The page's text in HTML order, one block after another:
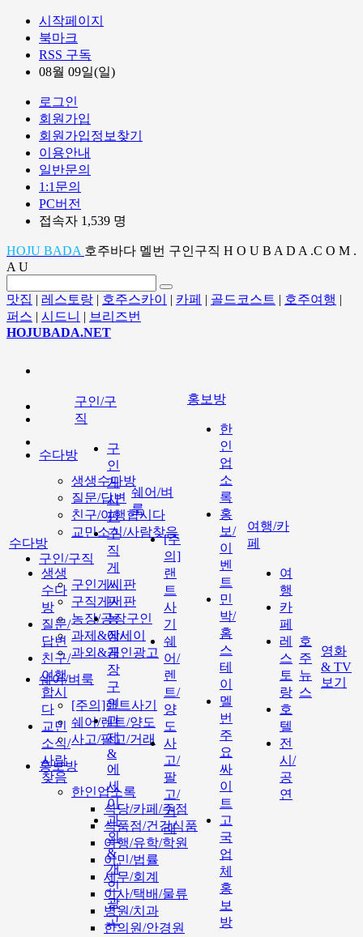
시작페이지
북마크
RSS 구독
08월 09일(일)
로그인
회원가입
회원가입정보찾기
이용안내
일반문의
1:1문의
PC버전
접속자 1,539 명
HOJU BADA 호주바다 멜번 구인구직 H O U B A D A .C O M .
A U
맛집 | 레스토랑 | 호주스카이 | 카페 | 골드코스트 | 호주여행 |
퍼스 | 시드니 | 브리즈번
HOJUBADA.NET
수다방
생생수다방
질문/답변
친구/여행합시다
교민소식/사람찾음
구인/구직
구인게시판
구직게시판
농장/공장구인
과제&에세이
과외&개인광고
쉐어/벼룩
[주의]랜트사기
쉐어/렌트/양도
사고/팔고/거래
홍보방
한인업소록
식당/카페/주점
식품점/건강식품
여행/유학/학원
이민/법률
세무/회계
이사/택배/물류
병원/치과
한의원/안경원
수다방
생생
수다
방
질문/
답변
친구/
여행
합시
다
교민
소식/
사람
찾음
구인/구
직
구
인
게
시
판
구
직
게
시
판
농
장/
공
장
구
인
과
제
&
에
세
이
과
외
&
개
인
광
고
쉐어/벼
룩
[주
의]
랜
트
사
기
쉐
어/
렌
트/
양
도
사
고/
팔
고/
거
래
홍보방
한
인
업
소
록
홍
보/
이
벤
트
민
박/
홈
스
테
이
멜
번
주
요
싸
이
트
고
국
업
체
홍
보
방
여행/카
페
여
행
카
페
레
스
토
랑
호
텔
전
시/
공
연
호
주
뉴
스
영화
& TV
보기